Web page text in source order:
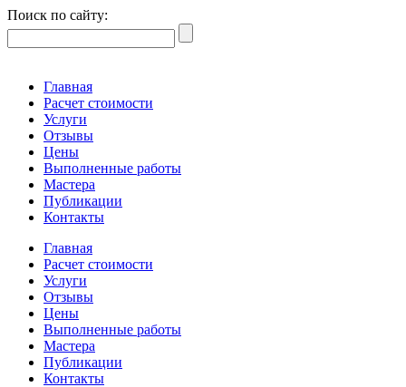
Поиск по сайту:
Главная
Расчет стоимости
Услуги
Отзывы
Цены
Выполненные работы
Мастера
Публикации
Контакты
Главная
Расчет стоимости
Услуги
Отзывы
Цены
Выполненные работы
Мастера
Публикации
Контакты